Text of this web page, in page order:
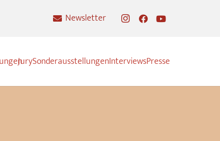
Newsletter
JurySonderausstellungenInterviewsPresse